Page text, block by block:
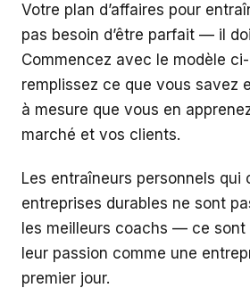
Votre plan d’affaires pour
pas besoin d’être parfait — il
Commencez avec le modèle
remplissez ce que vous savez
à mesure que vous en
marché et vos clients.
Les entraîneurs personnels qui
entreprises durables ne sont
les meilleurs coachs — ce
leur passion comme une
premier jour.